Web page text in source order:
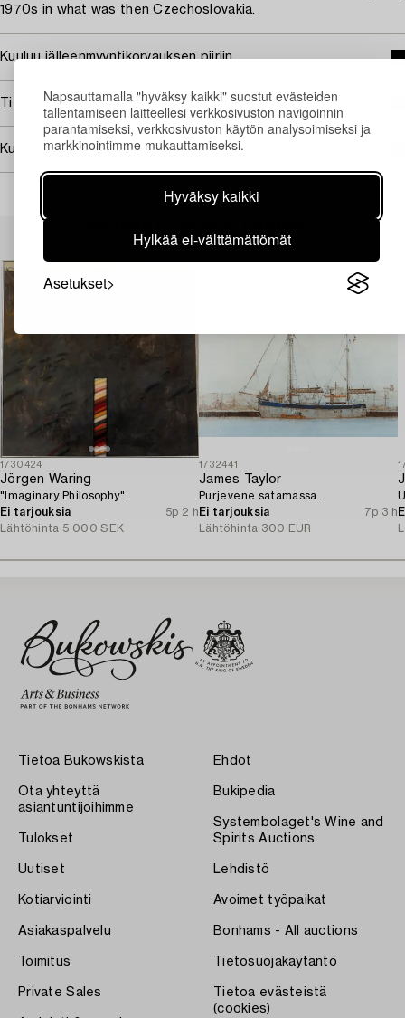
Napsauttamalla "hyväksy kaikki" suostut evästeiden
tallentamiseen laitteellesi verkkosivuston navigoinnin
parantamiseksi, verkkosivuston käytön analysoimiseksi ja
markkinointimme mukauttamiseksi.
Hyväksy kaikki
Hylkää ei-välttämättömät
Asetukset
1970s in what was then Czechoslovakia.
Kuuluu jälleenmyyntikorvauksen piiriin
Tietoa ostamisesta
Kuvan käyttöoikeudet
1730424
Jörgen Waring
"Imaginary Philosophy".
Ei tarjouksia
5p 2 h
Lähtöhinta 5 000 SEK
1732441
James Taylor
Purjevene satamassa.
Ei tarjouksia
7p 3 h
Lähtöhinta 300 EUR
Tietoa Bukowskista
Ota yhteyttä
asiantuntijoihimme
Tulokset
Uutiset
Kotiarviointi
Asiakaspalvelu
Toimitus
Private Sales
Ehdot
Bukipedia
Systembolaget's Wine and
Spirits Auctions
Lehdistö
Avoimet työpaikat
Bonhams - All auctions
Tietosuojakäytäntö
Tietoa evästeistä
(cookies)